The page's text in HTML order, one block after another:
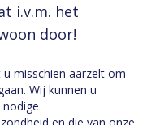
i.v.m. het
door!
misschien aarzelt om
Wij kunnen u